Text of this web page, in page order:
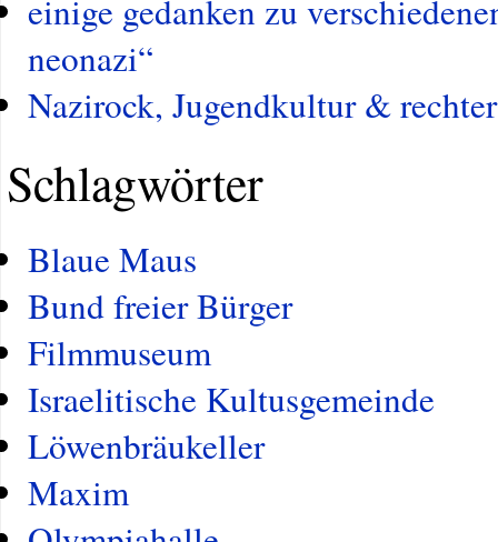
einige gedanken zu
neonazi“
Nazirock, Jugendkultur &
Schlagwörter
Blaue Maus
Bund freier Bürger
Filmmuseum
Israelitische Kultusgemeinde
Löwenbräukeller
Maxim